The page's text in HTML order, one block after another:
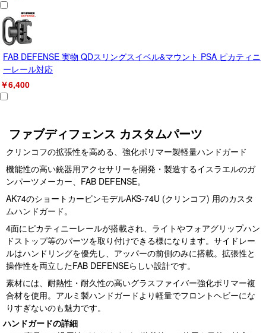
FAB DEFENSE 実物 QDスリングスイベル&マウント PSA ピカティニ
ーレール対応
￥6,400
ファブディフェンス カスタムパーツ
クリンコフの拡張性を高める、強化ポリマー製軽量ハンドガード
機能性の高い銃器用アクセサリーを開発・製造するイスラエルのガ
ンパーツメーカー、FAB DEFENSE。
AK74のショートカービンモデルAKS-74U (クリンコフ) 用のカスタ
ムハンドガード。
4面にピカティニーレールが搭載され、ライトやフォアグリップハン
ドストップ等のパーツを取り付けできる様になります。サイドレー
ルはハンドリングを優先し、アッパーの前側のみに搭載。拡張性と
操作性を両立したFAB DEFENSEらしい設計です。
素材には、耐熱性・耐久性の高いグラスファイバー強化ポリマー複
合材を使用。アルミ製ハンドガードより軽量でフロントヘビーにな
りすぎないのも魅力です。
ハンドガードの詳細